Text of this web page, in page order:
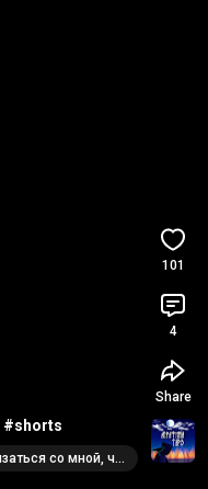
#shorts
Как я веду #прием и #работу, как связаться со мной, что нужно для приема
101
4
Share